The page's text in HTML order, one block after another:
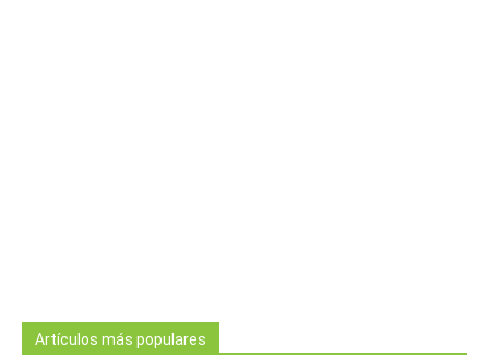
Artículos más populares